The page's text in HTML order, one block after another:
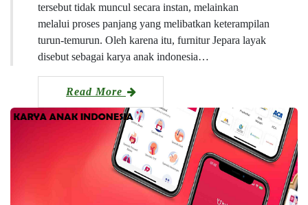
tersebut tidak muncul secara instan, melainkan
melalui proses panjang yang melibatkan keterampilan
turun-temurun. Oleh karena itu, furnitur Jepara layak
disebut sebagai karya anak indonesia…
Read More